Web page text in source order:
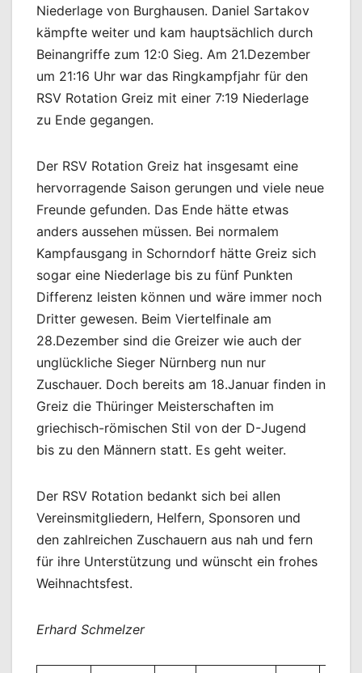
Niederlage von Burghausen. Daniel Sartakov
kämpfte weiter und kam hauptsächlich durch
Beinangriffe zum 12:0 Sieg. Am 21.Dezember
um 21:16 Uhr war das Ringkampfjahr für den
RSV Rotation Greiz mit einer 7:19 Niederlage
zu Ende gegangen.
Der RSV Rotation Greiz hat insgesamt eine
hervorragende Saison gerungen und viele neue
Freunde gefunden. Das Ende hätte etwas
anders aussehen müssen. Bei normalem
Kampfausgang in Schorndorf hätte Greiz sich
sogar eine Niederlage bis zu fünf Punkten
Differenz leisten können und wäre immer noch
Dritter gewesen. Beim Viertelfinale am
28.Dezember sind die Greizer wie auch der
unglückliche Sieger Nürnberg nun nur
Zuschauer. Doch bereits am 18.Januar finden in
Greiz die Thüringer Meisterschaften im
griechisch-römischen Stil von der D-Jugend
bis zu den Männern statt. Es geht weiter.
Der RSV Rotation bedankt sich bei allen
Vereinsmitgliedern, Helfern, Sponsoren und
den zahlreichen Zuschauern aus nah und fern
für ihre Unterstützung und wünscht ein frohes
Weihnachtsfest.
Erhard Schmelzer